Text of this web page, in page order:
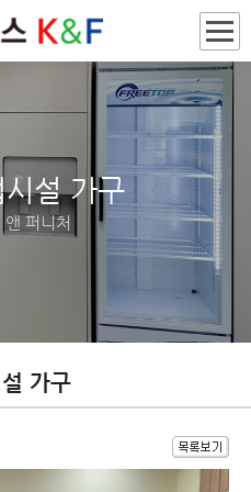
설 가구
퍼니처
가구